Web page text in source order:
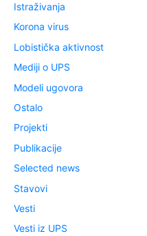
Istraživanja
Korona virus
Lobistička aktivnost
Mediji o UPS
Modeli ugovora
Ostalo
Projekti
Publikacije
Selected news
Stavovi
Vesti
Vesti iz UPS